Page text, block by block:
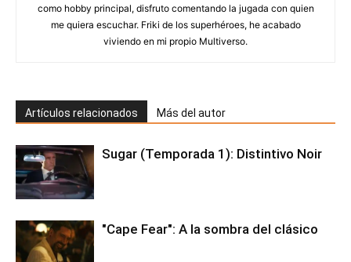
como hobby principal, disfruto comentando la jugada con quien
me quiera escuchar. Friki de los superhéroes, he acabado
viviendo en mi propio Multiverso.
Artículos relacionados Más del autor
Sugar (Temporada 1): Distintivo Noir
"Cape Fear": A la sombra del clásico